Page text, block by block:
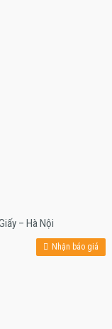
– Hà Nội
Nhận báo giá